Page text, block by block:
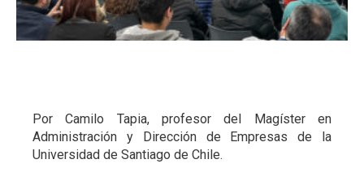
Por Camilo Tapia, profesor del Magíster en
Administración y Dirección de Empresas de la
Universidad de Santiago de Chile.